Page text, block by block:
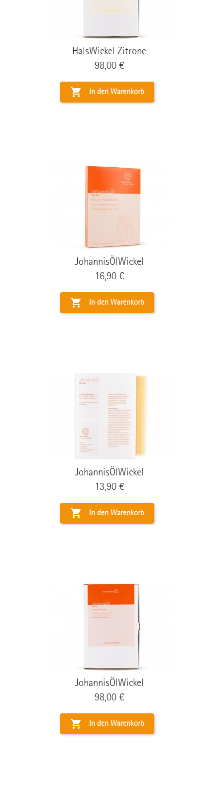
HalsWickel Zitrone
Preis
98,00 €
 In den Warenkorb
JohannisÖlWickel
Preis
16,90 €
 In den Warenkorb
JohannisÖlWickel
Preis
13,90 €
 In den Warenkorb
JohannisÖlWickel
Preis
98,00 €
 In den Warenkorb